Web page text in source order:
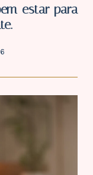
estar para